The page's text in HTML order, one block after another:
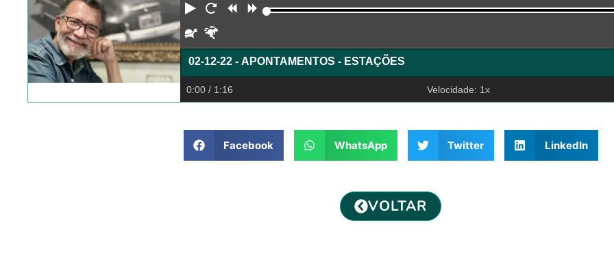
Reproduzir
Reiniciar
Retroceder
Avançar
Devagar
02-12-22 - APONTAMENTOS - ESTAÇÕES
0:00 / 1:16 Velocidade: 1x
Facebook WhatsApp Twitter LinkedIn
VOLTAR